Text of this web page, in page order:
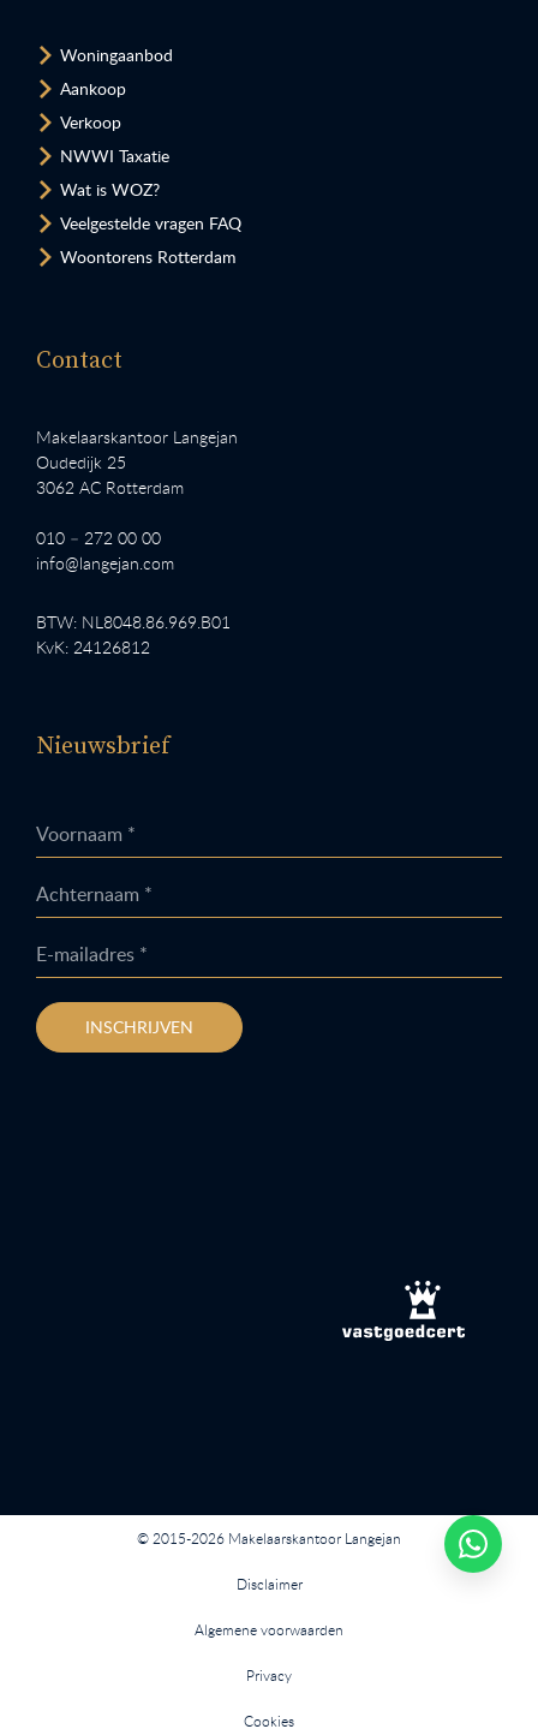
Woningaanbod
Aankoop
Verkoop
NWWI Taxatie
Wat is WOZ?
Veelgestelde vragen FAQ
Woontorens Rotterdam
Contact
Makelaarskantoor Langejan
Oudedijk 25
3062 AC Rotterdam
010 – 272 00 00
info@langejan.com
BTW: NL8048.86.969.B01
KvK: 24126812
Nieuwsbrief
Voornaam *
Achternaam *
E-mailadres *
INSCHRIJVEN
© 2015-2026 Makelaarskantoor Langejan
Disclaimer
Algemene voorwaarden
Privacy
Cookies